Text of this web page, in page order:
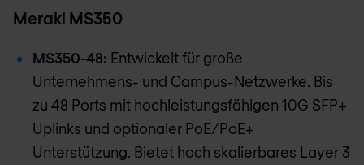
Meraki MS350
MS350-48: Entwickelt für große
Unternehmens- und Campus-Netzwerke. Bis
zu 48 Ports mit hochleistungsfähigen 10G SFP+
Uplinks und optionaler PoE/PoE+
Unterstützung. Bietet hoch skalierbares Layer 3